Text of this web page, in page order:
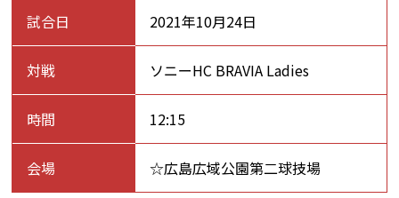
試合日 2021年10月24日
対戦 ソニーHC BRAVIA Ladies
時間 12:15
会場 ☆広島広域公園第二球技場